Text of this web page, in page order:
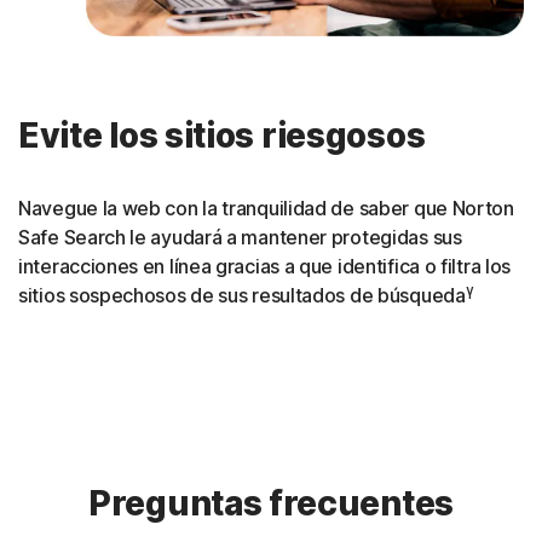
Evite los sitios riesgosos
Navegue la web con la tranquilidad de saber que Norton
Safe Search le ayudará a mantener protegidas sus
interacciones en línea gracias a que identifica o filtra los
sitios sospechosos de sus resultados de búsquedaγ
Preguntas frecuentes